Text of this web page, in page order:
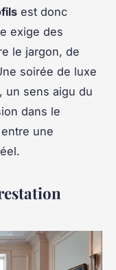
est donc
exige des
le jargon, de
soirée de luxe
un sens aigu du
dans le
une